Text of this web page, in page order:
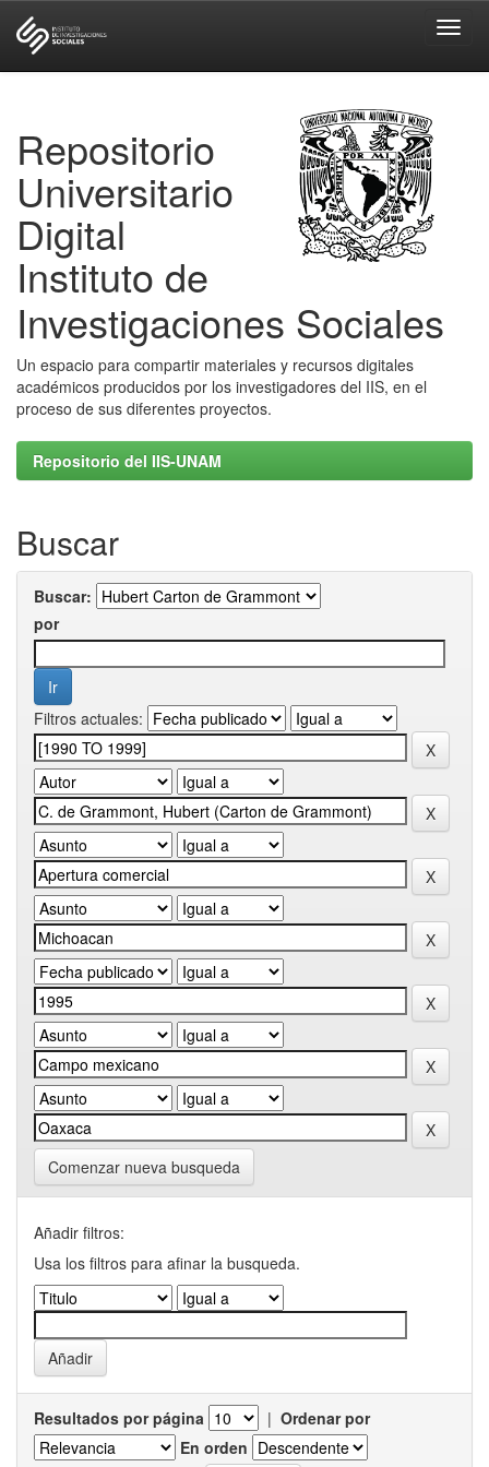
Repositorio
Universitario
Digital
Instituto de
Investigaciones Sociales
Un espacio para compartir materiales y recursos digitales
académicos producidos por los investigadores del IIS, en el
proceso de sus diferentes proyectos.
Repositorio del IIS-UNAM
Buscar
Buscar:
por
Filtros actuales:
Comenzar nueva busqueda
Añadir filtros:
Usa los filtros para afinar la busqueda.
Resultados por página | Ordenar por
En orden